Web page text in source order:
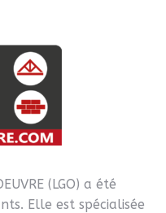
(LGO) a été
Elle est spécialisée